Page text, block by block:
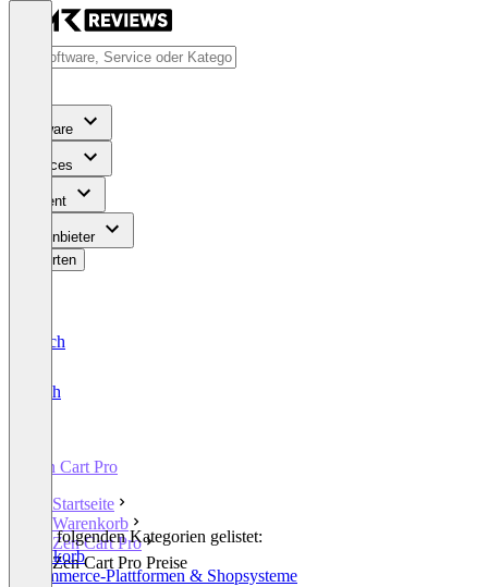
Software
Services
Content
Für Anbieter
Bewerten
Deutsch
English
Zen Cart Pro
Startseite
Warenkorb
Zen Cart Pro
Zen Cart Pro Preise
In den folgenden Kategorien gelistet:
Warenkorb
E-Commerce-Plattformen & Shopsysteme